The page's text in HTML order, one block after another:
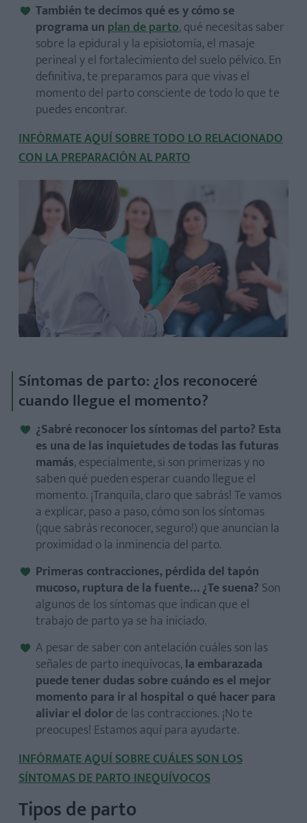
También te decimos qué es y cómo se
programa un plan de parto, qué necesitas saber
sobre la epidural y la episiotomía, el masaje
perineal y el fortalecimiento del suelo pélvico. En
definitiva, te preparamos para que vivas el
momento del parto consciente de todo lo que te
puedes encontrar.
INFÓRMATE AQUÍ SOBRE TODO LO RELACIONADO
CON LA PREPARACIÓN AL PARTO
Síntomas de parto: ¿los reconoceré
cuando llegue el momento?
¿Sabré reconocer los síntomas del parto? Esta
es una de las inquietudes de todas las futuras
mamás, especialmente, si son primerizas y no
saben qué pueden esperar cuando llegue el
momento. ¡Tranquila, claro que sabrás! Te vamos
a explicar, paso a paso, cómo son los síntomas
(¡que sabrás reconocer, seguro!) que anuncian la
proximidad o la inminencia del parto.
Primeras contracciones, pérdida del tapón
mucoso, ruptura de la fuente… ¿Te suena? Son
algunos de los síntomas que indican que el
trabajo de parto ya se ha iniciado.
A pesar de saber con antelación cuáles son las
señales de parto inequívocas,la embarazada
puede tener dudas sobre cuándo es el mejor
momento para ir al hospital o qué hacer para
aliviar el dolorde las contracciones. ¡No te
preocupes! Estamos aquí para ayudarte.
INFÓRMATE AQUÍ SOBRE CUÁLES SON LOS
SÍNTOMAS DE PARTO INEQUÍVOCOS
Tipos de parto